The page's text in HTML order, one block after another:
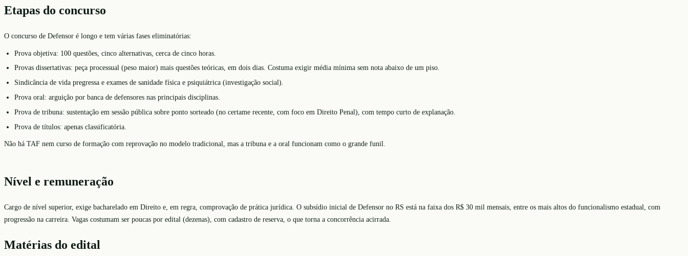
Etapas do concurso
O concurso de Defensor é longo e tem várias fases eliminatórias:
Prova objetiva: 100 questões, cinco alternativas, cerca de cinco horas.
Provas dissertativas: peça processual (peso maior) mais questões teóricas, em dois dias. Costuma exigir média mínima sem nota abaixo de um piso.
Sindicância de vida pregressa e exames de sanidade física e psiquiátrica (investigação social).
Prova oral: arguição por banca de defensores nas principais disciplinas.
Prova de tribuna: sustentação em sessão pública sobre ponto sorteado (no certame recente, com foco em Direito Penal), com tempo curto de explanação.
Prova de títulos: apenas classificatória.
Não há TAF nem curso de formação com reprovação no modelo tradicional, mas a tribuna e a oral funcionam como o grande funil.
Nível e remuneração
Cargo de nível superior, exige bacharelado em Direito e, em regra, comprovação de prática jurídica. O subsídio inicial de Defensor no RS está na faixa dos R$ 30 mil mensais, entre os mais altos do funcionalismo estadual, com
progressão na carreira. Vagas costumam ser poucas por edital (dezenas), com cadastro de reserva, o que torna a concorrência acirrada.
Matérias do edital